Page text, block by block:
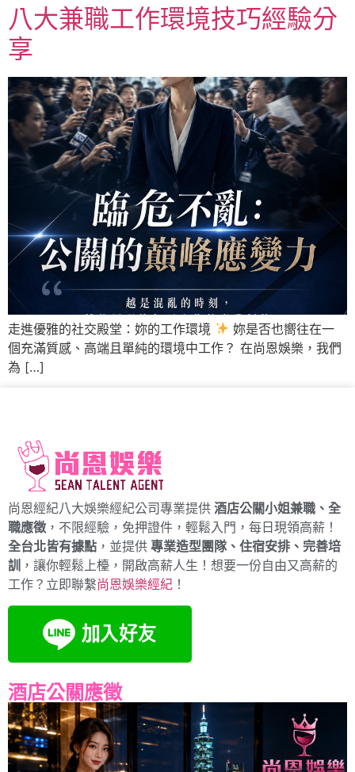
八大兼職工作環境技巧經驗分
享
走進優雅的社交殿堂：妳的工作環境
妳是否也嚮往在一
個充滿質感、高端且單純的環境中工作？ 在尚恩娛樂，我們
為 […]
尚恩經紀八大娛樂經紀公司專業提供 酒店公關小姐兼職、全
職應徵 ，不限經驗，免押證件，輕鬆入門，每日現領高薪！
全台北皆有據點 ，並提供 專業造型團隊、住宿安排、完善培
訓
，讓你輕鬆上檯，開啟高薪人生！想要一份自由又高薪的
工作？立即聯繫尚恩娛樂經紀 ！
酒店公關應徵